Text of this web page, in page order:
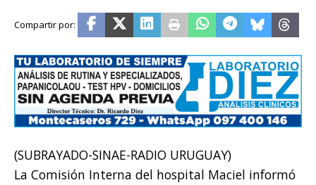
(SUBRAYADO-SINAE-RADIO URUGUAY)
La Comisión Interna del hospital Maciel informó